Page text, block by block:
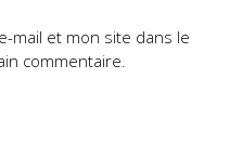
mail et mon site dans le
commentaire.